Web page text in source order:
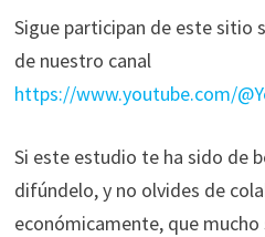
Sigue participan de este sitio
de nuestro canal
https://www.youtube.com/
Si este estudio te ha sido de
difúndelo, y no olvides de
económicamente, que mucho